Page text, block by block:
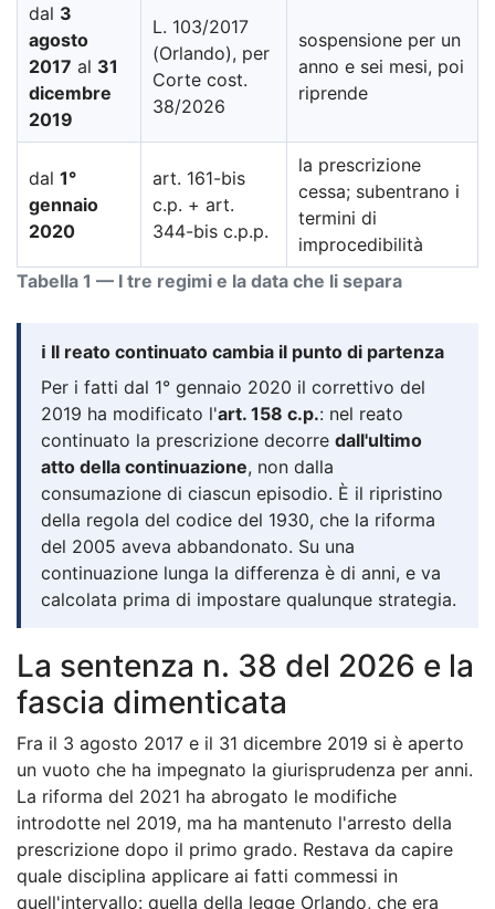
Tabella 1 — I tre regimi e la data che li separa
dal 3
agosto
2017 al 31
dicembre
2019
L. 103/2017
(Orlando), per
Corte cost.
38/2026
sospensione per un
anno e sei mesi, poi
riprende
dal 1°
gennaio
2020
art. 161-bis
c.p. + art.
344-bis c.p.p.
la prescrizione
cessa; subentrano i
termini di
improcedibilità
ℹ️ Il reato continuato cambia il punto di partenza
Per i fatti dal 1° gennaio 2020 il correttivo del
2019 ha modificato l'art. 158 c.p.: nel reato
continuato la prescrizione decorre dall'ultimo
atto della continuazione, non dalla
consumazione di ciascun episodio. È il ripristino
della regola del codice del 1930, che la riforma
del 2005 aveva abbandonato. Su una
continuazione lunga la differenza è di anni, e va
calcolata prima di impostare qualunque strategia.
La sentenza n. 38 del 2026 e la
fascia dimenticata
Fra il 3 agosto 2017 e il 31 dicembre 2019 si è aperto
un vuoto che ha impegnato la giurisprudenza per anni.
La riforma del 2021 ha abrogato le modifiche
introdotte nel 2019, ma ha mantenuto l'arresto della
prescrizione dopo il primo grado. Restava da capire
quale disciplina applicare ai fatti commessi in
quell'intervallo: quella della legge Orlando, che era